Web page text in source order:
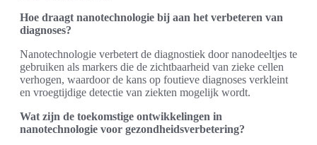
Hoe draagt nanotechnologie bij aan het verbeteren van
diagnoses?
Nanotechnologie verbetert de diagnostiek door nanodeeltjes te
gebruiken als markers die de zichtbaarheid van zieke cellen
verhogen, waardoor de kans op foutieve diagnoses verkleint
en vroegtijdige detectie van ziekten mogelijk wordt.
Wat zijn de toekomstige ontwikkelingen in
nanotechnologie voor gezondheidsverbetering?